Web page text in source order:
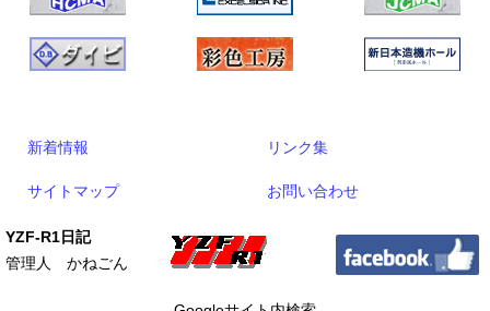
新着情報 リンク集
サイトマップ お問い合わせ
YZF-R1日記
管理人 かねごん